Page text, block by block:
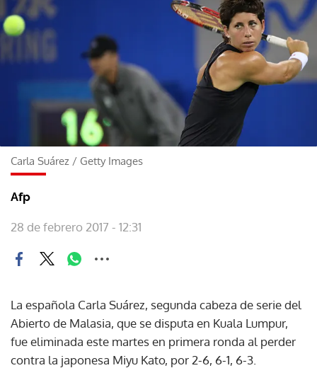
Carla Suárez / Getty Images
Afp
28 de febrero 2017 - 12:31
La española Carla Suárez, segunda cabeza de serie del
Abierto de Malasia, que se disputa en Kuala Lumpur,
fue eliminada este martes en primera ronda al perder
contra la japonesa Miyu Kato, por 2-6, 6-1, 6-3.